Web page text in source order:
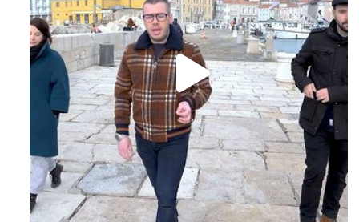
Feb 16